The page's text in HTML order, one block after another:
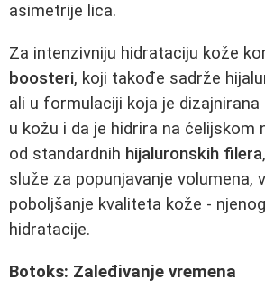
asimetrije lica.
Za intenzivniju hidrataciju kože
boosteri, koji takođe sadrže
ali u formulaciji koja je dizajnirana
u kožu i da je hidrira na ćelijskom
od standardnih hijaluronskih filera,
služe za popunjavanje volumena,
poboljšanje kvaliteta kože -
hidratacije.
Botoks: Zaleđivanje vremena